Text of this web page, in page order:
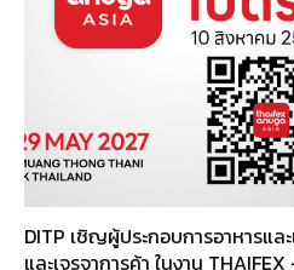
DITP เชิญผู้ประกอบการอาหารแล
และเจรจาการค้า ในงาน